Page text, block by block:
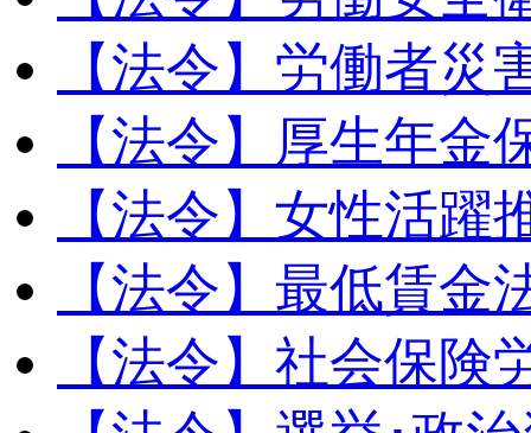
【法令】労働者災
【法令】厚生年金
【法令】女性活躍
【法令】最低賃金
【法令】社会保険